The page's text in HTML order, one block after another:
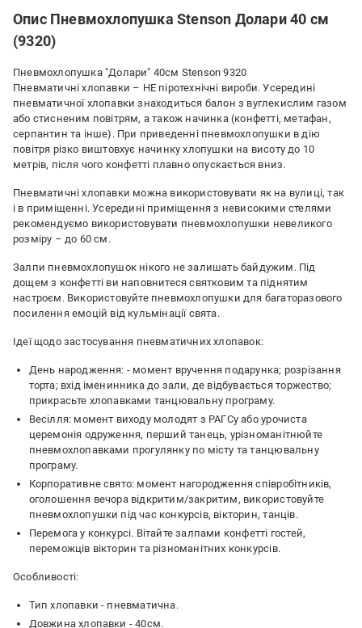
Опис Пневмохлопушка Stenson Долари 40 см
(9320)
Пневмохлопушка "Долари" 40см Stenson 9320
Пневматичні хлопавки – НЕ піротехнічні вироби. Усередині
пневматичної хлопавки знаходиться балон з вуглекислим газом
або стисненим повітрям, а також начинка (конфетті, метафан,
серпантин та інше). При приведенні пневмохлопушки в дію
повітря різко виштовхує начинку хлопушки на висоту до 10
метрів, після чого конфетті плавно опускається вниз.
Пневматичні хлопавки можна використовувати як на вулиці, так
і в приміщенні. Усередині приміщення з невисокими стелями
рекомендуємо використовувати пневмохлопушки невеликого
розміру – до 60 см.
Залпи пневмохлопушок нікого не залишать байдужим. Під
дощем з конфетті ви наповнитеся святковим та піднятим
настроєм. Використовуйте пневмохлопушки для багаторазового
посилення емоцій від кульмінації свята.
Ідеї ​​щодо застосування пневматичних хлопавок:
День народження: - момент вручення подарунка; розрізання
торта; вхід іменинника до зали, де відбувається торжество;
прикрасьте хлопавками танцювальну програму.
Весілля: момент виходу молодят з РАГСу або урочиста
церемонія одруження, перший танець, урізноманітнюйте
пневмохлопавками прогулянку по місту та танцювальну
програму.
Корпоративне свято: момент нагородження співробітників,
оголошення вечора відкритим/закритим, використовуйте
пневмохлопушки під час конкурсів, вікторин, танців.
Перемога у конкурсі. Вітайте залпами конфетті гостей,
переможців вікторин та різноманітних конкурсів.
Особливості:
Тип хлопавки - пневматична.
Довжина хлопавки - 40см.